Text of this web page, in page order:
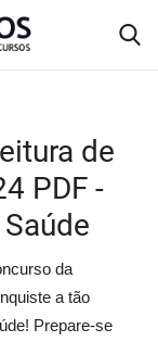
de
PDF -
da
a tão
Prepare-se